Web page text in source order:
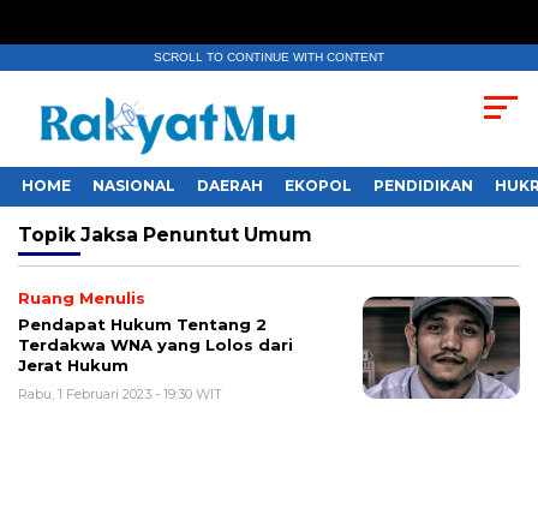
SCROLL TO CONTINUE WITH CONTENT
HOME NASIONAL DAERAH EKOPOL PENDIDIKAN
Topik Jaksa Penuntut Umum
Ruang Menulis
Pendapat Hukum Tentang 2
Terdakwa WNA yang Lolos dari
Jerat Hukum
Rabu, 1 Februari 2023 - 19:30 WIT